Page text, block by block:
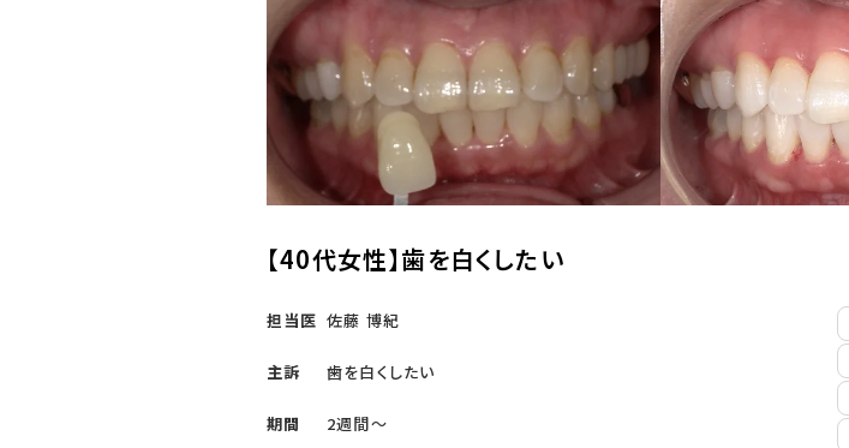
【40代女性】歯を白くしたい
担当医 佐藤 博紀
主訴 歯を白くしたい
期間 2週間～